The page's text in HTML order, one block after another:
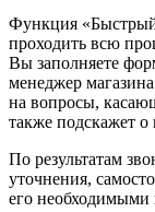
Функция «Быстрый
проходить всю
Вы заполняете
менеджер
на вопросы,
также подскажет о
По результатам
уточнения,
его необходимыми